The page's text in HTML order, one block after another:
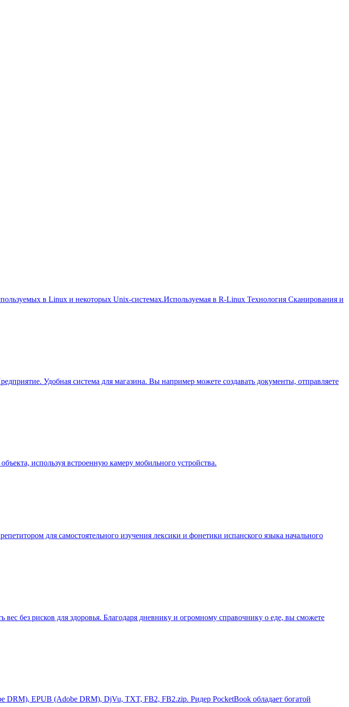
в Linux и некоторых Unix-системах.Используемая в R-Linux Технология Сканирования и
Удобная система для магазина. Вы например можете создавать документы, отправляете
используя встроенную камеру мобильного устройства.
для самостоятельного изучения лексики и фонетики испанского языка начального
без рисков для здоровья. Благодаря дневнику и огромному справочнику о еде, вы сможете
DRM), EPUB (Adobe DRM), DjVu, TXT, FB2, FB2.zip. Ридер PocketBook обладает богатой